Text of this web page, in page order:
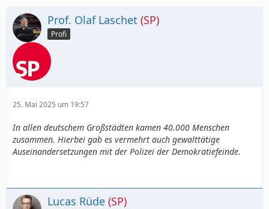
Prof. Olaf Laschet (SP)
Profi
25. Mai 2025 um 19:57
In allen deutschem Großstädten kamen 40.000 Menschen
zusammen. Hierbei gab es vermehrt auch gewalttätige
Auseinandersetzungen mit der Polizei der Demokratiefeinde.
Lucas Rüde (SP)